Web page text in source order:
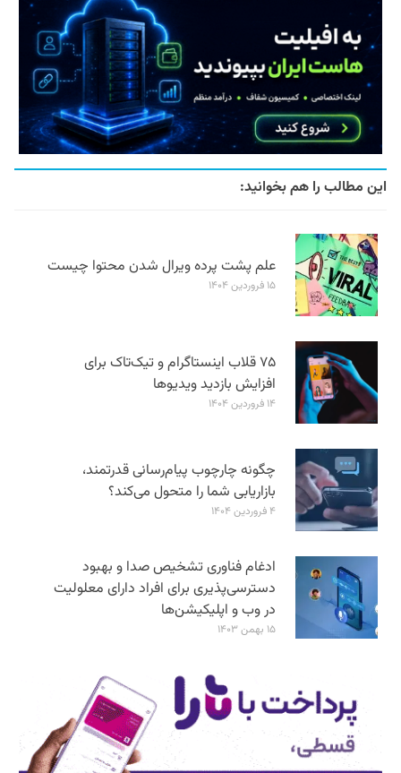
این مطالب را هم بخوانید:
علم پشت پرده ویرال شدن محتوا چیست
۱۵ فروردین ۱۴۰۴
۷۵ قلاب اینستاگرام و تیک‌تاک برای
افزایش بازدید ویدیوها
۱۴ فروردین ۱۴۰۴
چگونه چارچوب پیام‌رسانی قدرتمند،
بازاریابی شما را متحول می‌کند؟
۴ فروردین ۱۴۰۴
ادغام فناوری تشخیص صدا و بهبود
دسترسی‌پذیری برای افراد دارای معلولیت
در وب و اپلیکیشن‌ها
۱۵ بهمن ۱۴۰۳